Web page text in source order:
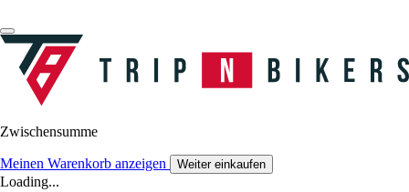
Zwischensumme
Meinen Warenkorb anzeigen Weiter einkaufen
Loading...